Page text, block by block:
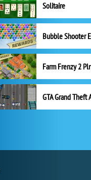
Solitaire
GTA Grand Theft